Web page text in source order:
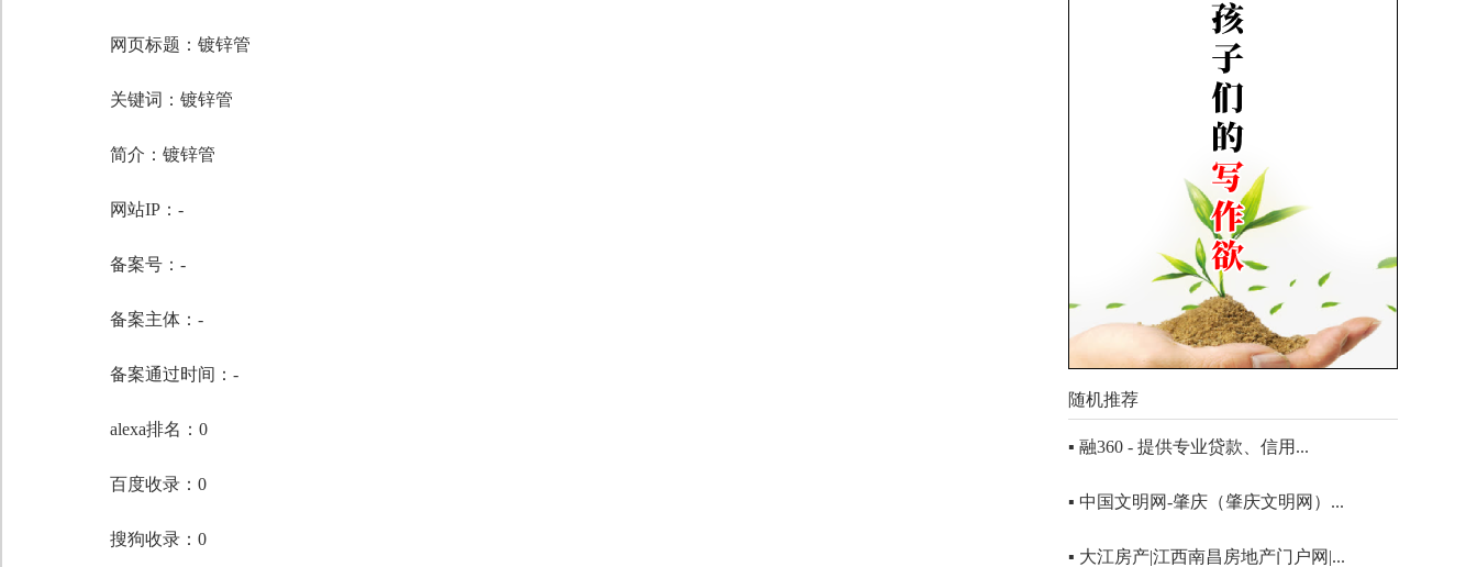
网页标题：镀锌管
关键词： 镀锌管
简介：镀锌管
网站IP：-
备案号：-
备案主体：-
备案通过时间：-
alexa排名：0
百度收录：0
搜狗收录：0
随机推荐
▪ 融360 - 提供专业贷款、信用...
▪ 中国文明网-肇庆（肇庆文明网）...
▪ 大江房产|江西南昌房地产门户网|...